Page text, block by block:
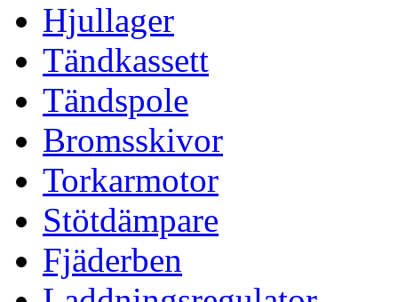
Hjullager
Tändkassett
Tändspole
Bromsskivor
Torkarmotor
Stötdämpare
Fjäderben